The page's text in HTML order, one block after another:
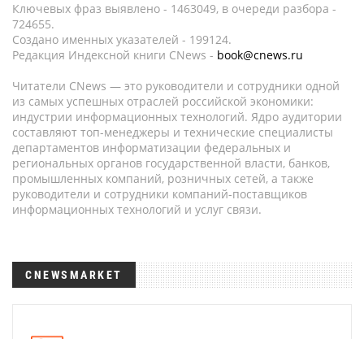
Ключевых фраз выявлено - 1463049, в очереди разбора -
724655.
Создано именных указателей - 199124.
Редакция Индексной книги CNews - book@cnews.ru
Читатели CNews — это руководители и сотрудники одной
из самых успешных отраслей российской экономики:
индустрии информационных технологий. Ядро аудитории
составляют топ-менеджеры и технические специалисты
департаментов информатизации федеральных и
региональных органов государственной власти, банков,
промышленных компаний, розничных сетей, а также
руководители и сотрудники компаний-поставщиков
информационных технологий и услуг связи.
CNEWSMARKET